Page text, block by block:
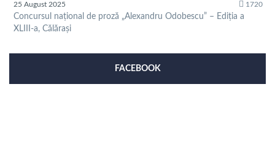
25 August 2025 1720
Concursul național de proză „Alexandru Odobescu” – Ediția a
XLIII-a, Călărași
FACEBOOK